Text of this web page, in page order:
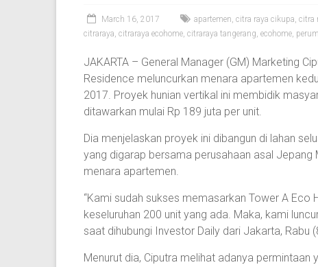
March 16, 2017 apartemen, citra raya cikupa, citra
citraraya, citraraya ecohome, citraraya tangerang, ecohome,
JAKARTA – General Manager (GM) Marketing
Residence meluncurkan menara apartemen
2017. Proyek hunian vertikal ini membidik
ditawarkan mulai Rp 189 juta per unit.
Dia menjelaskan proyek ini dibangun di lahan
yang digarap bersama perusahaan asal
menara apartemen.
“Kami sudah sukses memasarkan Tower A
keseluruhan 200 unit yang ada. Maka, kami
saat dihubungi Investor Daily dari Jakarta, Rabu
Menurut dia, Ciputra melihat adanya permintaan